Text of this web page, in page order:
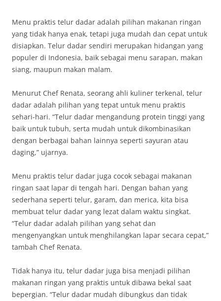
Menu praktis telur dadar adalah pilihan makanan ringan
yang tidak hanya enak, tetapi juga mudah dan cepat untuk
disiapkan. Telur dadar sendiri merupakan hidangan yang
populer di Indonesia, baik sebagai menu sarapan, makan
siang, maupun makan malam.
Menurut Chef Renata, seorang ahli kuliner terkenal, telur
dadar adalah pilihan yang tepat untuk menu praktis
sehari-hari. “Telur dadar mengandung protein tinggi yang
baik untuk tubuh, serta mudah untuk dikombinasikan
dengan berbagai bahan lainnya seperti sayuran atau
daging,” ujarnya.
Menu praktis telur dadar juga cocok sebagai makanan
ringan saat lapar di tengah hari. Dengan bahan yang
sederhana seperti telur, garam, dan merica, kita bisa
membuat telur dadar yang lezat dalam waktu singkat.
“Telur dadar adalah pilihan yang sehat dan
mengenyangkan untuk menghilangkan lapar secara cepat,”
tambah Chef Renata.
Tidak hanya itu, telur dadar juga bisa menjadi pilihan
makanan ringan yang praktis untuk dibawa bekal saat
bepergian. “Telur dadar mudah dibungkus dan tidak